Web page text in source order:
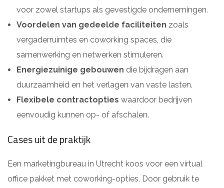
voor zowel startups als gevestigde ondernemingen.
Voordelen van gedeelde faciliteiten zoals
vergaderruimtes en coworking spaces, die
samenwerking en netwerken stimuleren.
Energiezuinige gebouwen die bijdragen aan
duurzaamheid en het verlagen van vaste lasten.
Flexibele contractopties waardoor bedrijven
eenvoudig kunnen op- of afschalen.
Cases uit de praktijk
Een marketingbureau in Utrecht koos voor een virtual
office pakket met coworking-opties. Door gebruik te